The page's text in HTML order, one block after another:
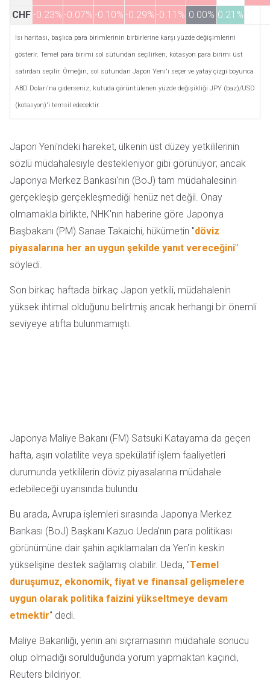
CHF -0.23% -0.07% -0.10% -0.29% -0.11% 0.00% 0.21%
Isı haritası, başlıca para birimlerinin birbirlerine karşı yüzde değişimlerini
gösterir. Temel para birimi sol sütundan seçilirken, kotasyon para birimi üst
satırdan seçilir. Örneğin, sol sütundan Japon Yeni'ı seçer ve yatay çizgi boyunca
ABD Doları'na giderseniz, kutuda görüntülenen yüzde değişikliği JPY (baz)/USD
(kotasyon)'i temsil edecektir.
Japon Yeni'ndeki hareket, ülkenin üst düzey yetkililerinin
sözlü müdahalesiyle destekleniyor gibi görünüyor; ancak
Japonya Merkez Bankası'nın (BoJ) tam müdahalesinin
gerçekleşip gerçekleşmediği henüz net değil. Onay
olmamakla birlikte, NHK'nın haberine göre Japonya
Başbakanı (PM) Sanae Takaichi, hükümetin "döviz
piyasalarına her an uygun şekilde yanıt vereceğini"
söyledi.
Son birkaç haftada birkaç Japon yetkili, müdahalenin
yüksek ihtimal olduğunu belirtmiş ancak herhangi bir önemli
seviyeye atıfta bulunmamıştı.
Japonya Maliye Bakanı (FM) Satsuki Katayama da geçen
hafta, aşırı volatilite veya spekülatif işlem faaliyetleri
durumunda yetkililerin döviz piyasalarına müdahale
edebileceği uyarısında bulundu.
Bu arada, Avrupa işlemleri sırasında Japonya Merkez
Bankası (BoJ) Başkanı Kazuo Ueda'nın para politikası
görünümüne dair şahin açıklamaları da Yen'in keskin
yükselişine destek sağlamış olabilir. Ueda, "Temel
duruşumuz, ekonomik, fiyat ve finansal gelişmelere
uygun olarak politika faizini yükseltmeye devam
etmektir" dedi.
Maliye Bakanlığı, yenin ani sıçramasının müdahale sonucu
olup olmadığı sorulduğunda yorum yapmaktan kaçındı,
Reuters bildiriyor.